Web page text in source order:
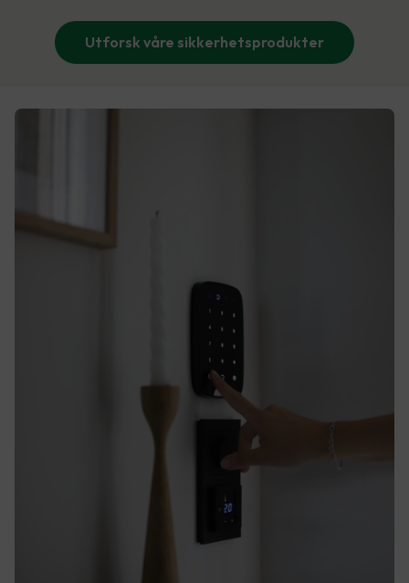
Utforsk våre sikkerhetsprodukter